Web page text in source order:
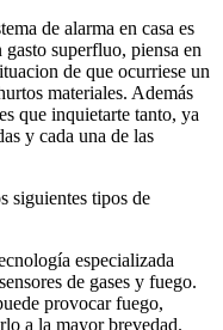
de alarma en casa es
superfluo, piensa en
de que ocurriese un
materiales. Además
que inquietarte tanto, ya
y cada una de las
siguientes tipos de
especializada
de gases y fuego.
provocar fuego,
a la mayor brevedad.